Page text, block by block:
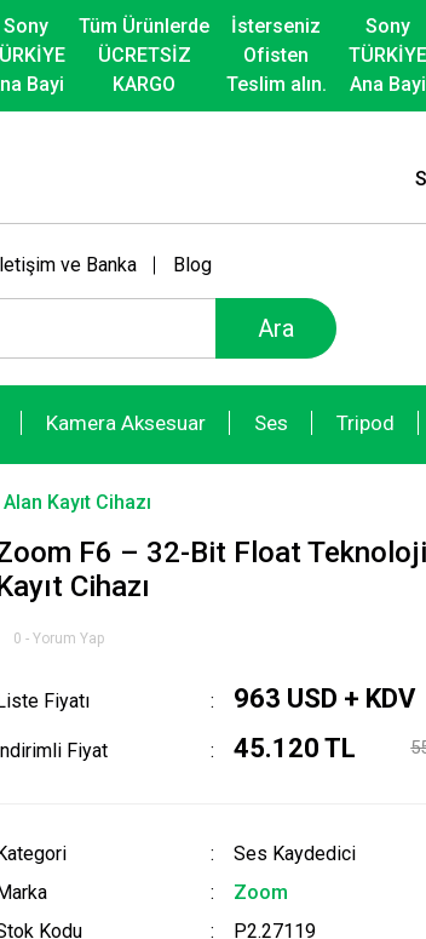
Sony
Bayi
Tüm Ürünlerde
ÜCRETSİZ
KARGO
İsterseniz
Ofisten
Teslim alın.
Sony
TÜRKİYE
Ana Bayi
ve Banka Blog
Ara
Kamera Aksesuar Ses Tripod
Kayıt Cihazı
F6 – 32-Bit Float
Cihazı
0 - Yorum Yap
Fiyatı 963 USD + KDV
Fiyat 45.120 TL
Ses Kaydedici
Zoom
Kodu
P2.27119